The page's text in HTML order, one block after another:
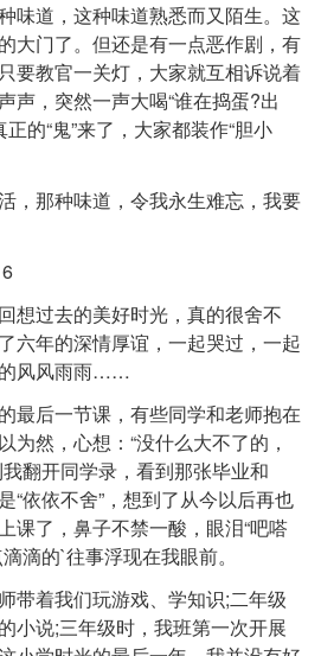
道，这种味道熟悉而又陌生。这
大门了。但还是有一点恶作剧，有
要教官一关灯，大家就互相诉说着
声，突然一声大喝“谁在捣蛋?出
的“鬼”来了，大家都装作“胆小
那种味道，令我永生难忘，我要
过去的美好时光，真的很舍不
六年的深情厚谊，一起哭过，一起
的风风雨雨……
后一节课，有些同学和老师抱在
为然，心想：“没什么大不了的，
翻开同学录，看到那张毕业和
“依依不舍”，想到了从今以后再也
课了，鼻子不禁一酸，眼泪“吧嗒
滴的`往事浮现在我眼前。
着我们玩游戏、学知识;二年级
小说;三年级时，我班第一次开展